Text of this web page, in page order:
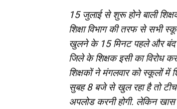
15 जुलाई से शुरू होने बाली
शिक्षा विभाग की तरफ से सभी
खुलने के 15 मिनट पहले और बंद
जिले के शिक्षक इसी का विरोध
शिक्षकों ने मंगलवार को स्कूलों में
सुबह 8 बजे से खुल रहा है तो
अपलोड करनी होगी. लेकिन